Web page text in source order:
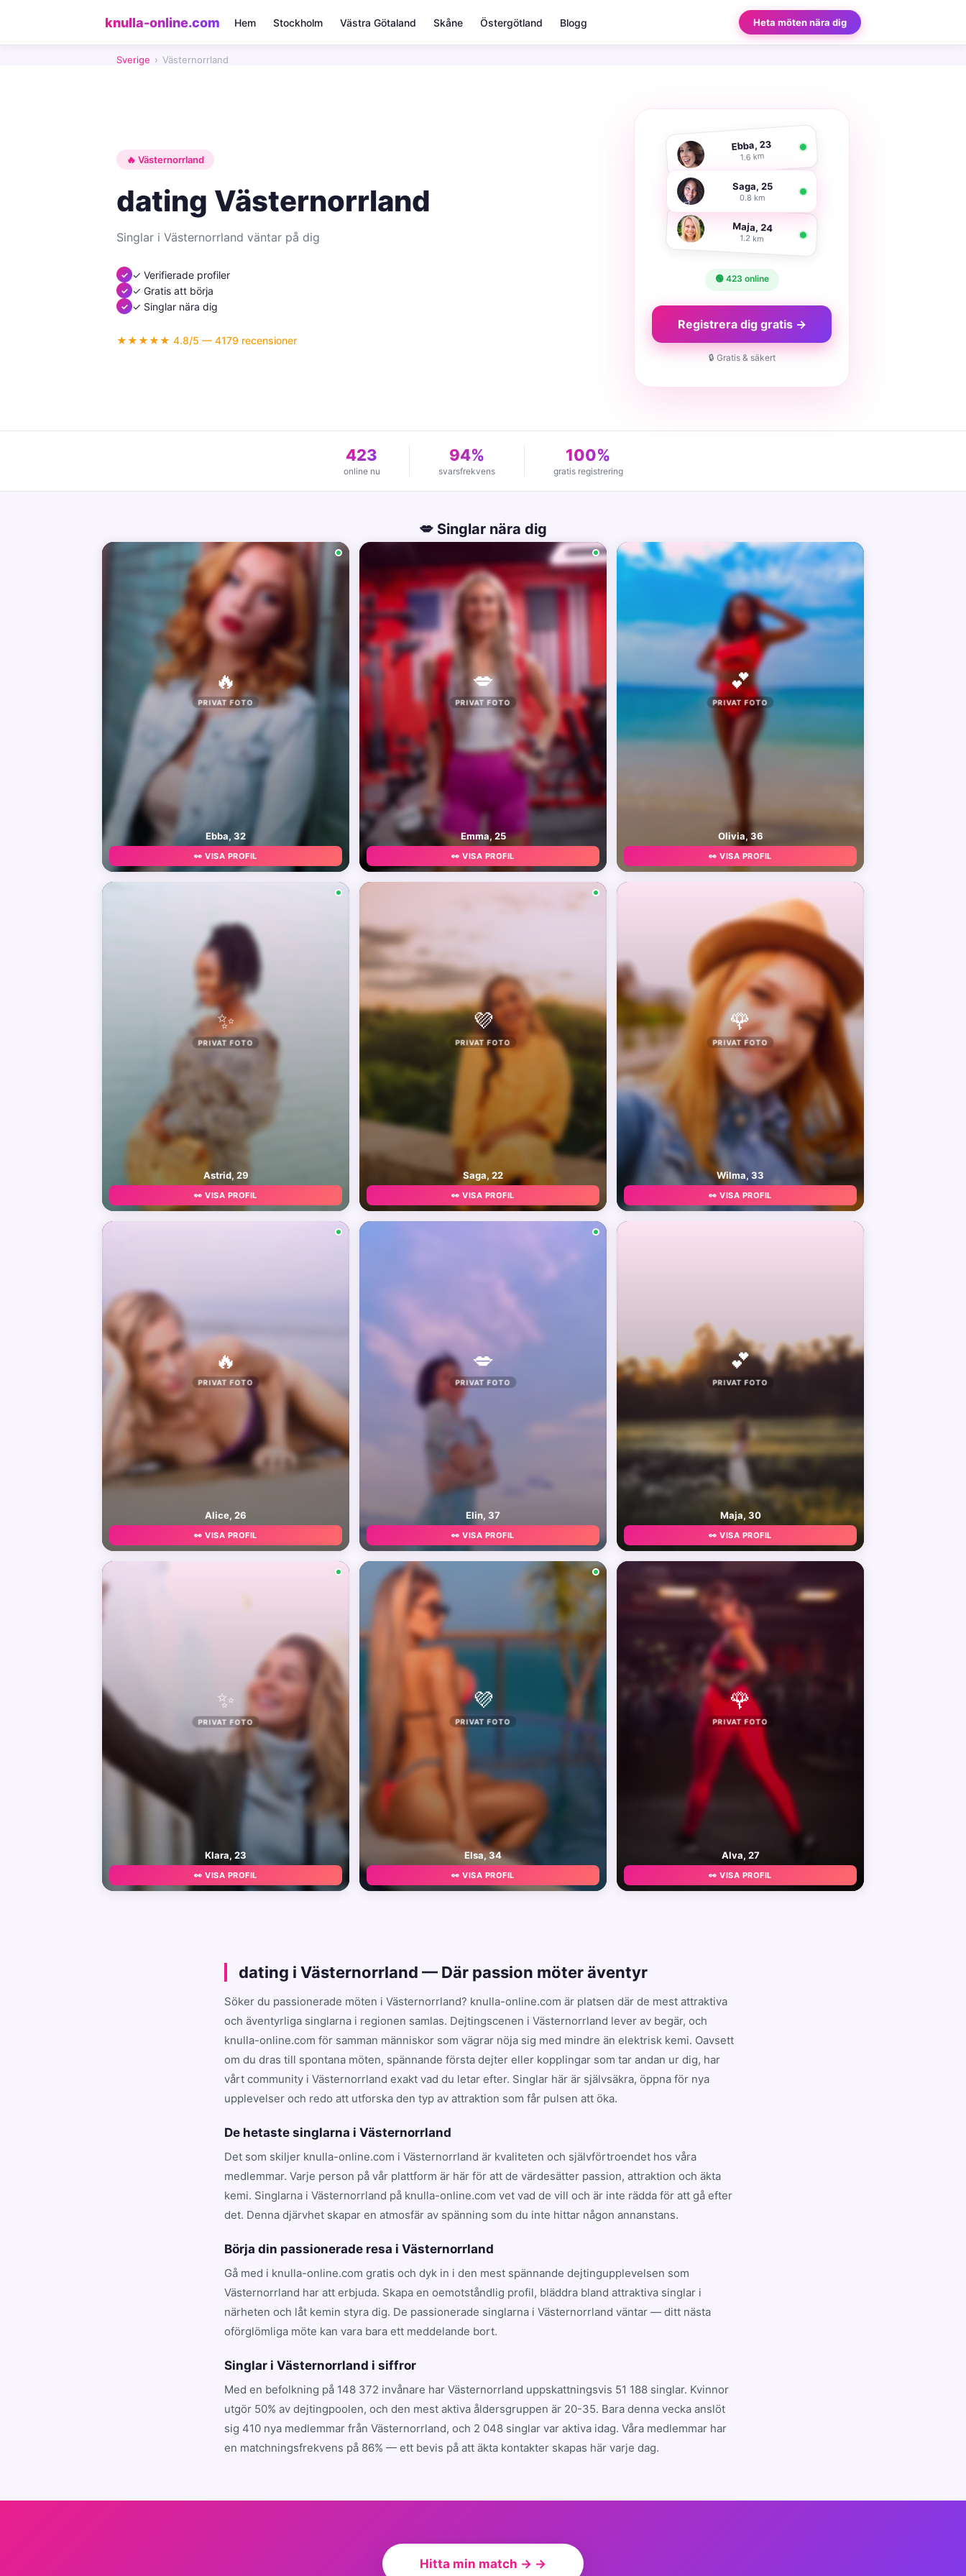
knulla-online.com Hem Stockholm Västra Götaland Skåne Östergötland Blogg Heta möten nära dig
Sverige › Västernorrland
🔥 Västernorrland
dating Västernorrland
Singlar i Västernorrland väntar på dig
✓ Verifierade profiler
✓ Gratis att börja
✓ Singlar nära dig
★★★★★ 4.8/5 — 4179 recensioner
Ebba, 23
1.6 km
Saga, 25
0.8 km
Maja, 24
1.2 km
🟢 423 online
Registrera dig gratis →
🔒 Gratis & säkert
423
online nu
94%
svarsfrekvens
100%
gratis registrering
💋 Singlar nära dig
🔥
PRIVAT FOTO
Ebba, 32
👀 VISA PROFIL
💋
PRIVAT FOTO
Emma, 25
👀 VISA PROFIL
💕
PRIVAT FOTO
Olivia, 36
👀 VISA PROFIL
✨
PRIVAT FOTO
Astrid, 29
👀 VISA PROFIL
💜
PRIVAT FOTO
Saga, 22
👀 VISA PROFIL
🌹
PRIVAT FOTO
Wilma, 33
👀 VISA PROFIL
🔥
PRIVAT FOTO
Alice, 26
👀 VISA PROFIL
💋
PRIVAT FOTO
Elin, 37
👀 VISA PROFIL
💕
PRIVAT FOTO
Maja, 30
👀 VISA PROFIL
✨
PRIVAT FOTO
Klara, 23
👀 VISA PROFIL
💜
PRIVAT FOTO
Elsa, 34
👀 VISA PROFIL
🌹
PRIVAT FOTO
Alva, 27
👀 VISA PROFIL
dating i Västernorrland — Där passion möter äventyr
Söker du passionerade möten i Västernorrland? knulla-online.com är platsen där de mest attraktiva
och äventyrliga singlarna i regionen samlas. Dejtingscenen i Västernorrland lever av begär, och
knulla-online.com för samman människor som vägrar nöja sig med mindre än elektrisk kemi. Oavsett
om du dras till spontana möten, spännande första dejter eller kopplingar som tar andan ur dig, har
vårt community i Västernorrland exakt vad du letar efter. Singlar här är självsäkra, öppna för nya
upplevelser och redo att utforska den typ av attraktion som får pulsen att öka.
De hetaste singlarna i Västernorrland
Det som skiljer knulla-online.com i Västernorrland är kvaliteten och självförtroendet hos våra
medlemmar. Varje person på vår plattform är här för att de värdesätter passion, attraktion och äkta
kemi. Singlarna i Västernorrland på knulla-online.com vet vad de vill och är inte rädda för att gå efter
det. Denna djärvhet skapar en atmosfär av spänning som du inte hittar någon annanstans.
Börja din passionerade resa i Västernorrland
Gå med i knulla-online.com gratis och dyk in i den mest spännande dejtingupplevelsen som
Västernorrland har att erbjuda. Skapa en oemotståndlig profil, bläddra bland attraktiva singlar i
närheten och låt kemin styra dig. De passionerade singlarna i Västernorrland väntar — ditt nästa
oförglömliga möte kan vara bara ett meddelande bort.
Singlar i Västernorrland i siffror
Med en befolkning på 148 372 invånare har Västernorrland uppskattningsvis 51 188 singlar. Kvinnor
utgör 50% av dejtingpoolen, och den mest aktiva åldersgruppen är 20-35. Bara denna vecka anslöt
sig 410 nya medlemmar från Västernorrland, och 2 048 singlar var aktiva idag. Våra medlemmar har
en matchningsfrekvens på 86% — ett bevis på att äkta kontakter skapas här varje dag.
Hitta min match → →